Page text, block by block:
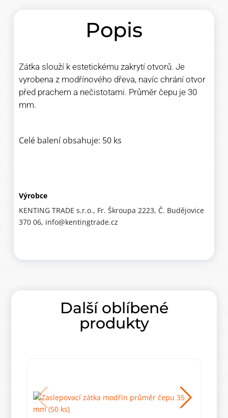
Popis
Zátka slouží k estetickému zakrytí otvorů. Je
vyrobena z modřínového dřeva, navíc chrání otvor
před prachem a nečistotami. Průměr čepu je 30
mm.
Celé balení obsahuje: 50 ks
Výrobce
KENTING TRADE s.r.o., Fr. Škroupa 2223, Č. Budějovice
370 06, info@kentingtrade.cz
Další oblíbené
produkty